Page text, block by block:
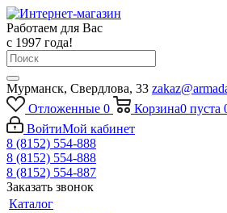
Работаем для Вас
с 1997 года!
Мурманск, Свердлова, 33
Отложенные 0 Корзина0 пуста
ВойтиМой кабинет
8 (8152) 554-888
8 (8152) 554-888
8 (8152) 554-887
Заказать звонок
Каталог